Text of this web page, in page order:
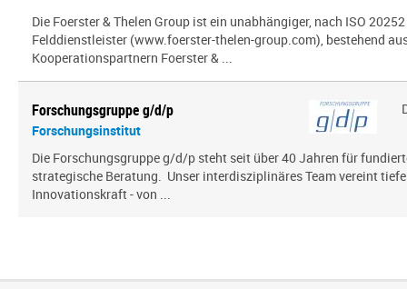
Die Foerster & Thelen Group ist ein unabhängiger, nach ISO
Felddienstleister (www.foerster-thelen-group.com), bestehend
Kooperationspartnern Foerster & ...
Forschungsgruppe g/d/p
Forschungsinstitut
Die Forschungsgruppe g/d/p steht seit über 40 Jahren für
strategische Beratung. Unser interdisziplinäres Team vereint
Innovationskraft - von ...